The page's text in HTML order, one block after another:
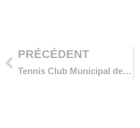
Précédent
PRÉCÉDENT
Tennis Club Municipal de Colomars